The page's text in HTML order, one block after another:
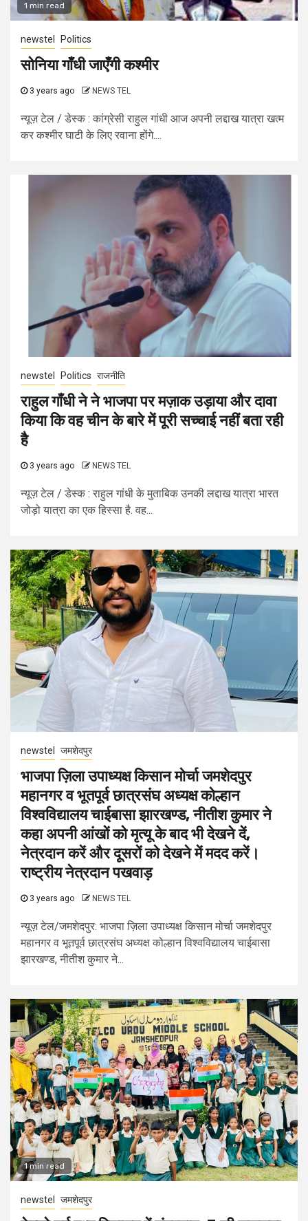
1 min read
newstel Politics
सोनिया गाँधी जाएँगी कश्मीर
3 years ago NEWS TEL
न्यूज़ टेल / डेस्क : कांग्रेसी राहुल गांधी आज अपनी लद्दाख यात्रा खत्म
कर कश्मीर घाटी के लिए रवाना होंगे....
newstel Politics राजनीति
राहुल गाँधी ने ने भाजपा पर मज़ाक उड़ाया और दावा
किया कि वह चीन के बारे में पूरी सच्चाई नहीं बता रही
है
3 years ago NEWS TEL
न्यूज़ टेल / डेस्क : राहुल गांधी के मुताबिक उनकी लद्दाख यात्रा भारत
जोड़ो यात्रा का एक हिस्सा है. वह...
newstel जमशेदपुर
भाजपा ज़िला उपाध्यक्ष किसान मोर्चा जमशेदपुर
महानगर व भूतपूर्व छात्रसंघ अध्यक्ष कोल्हान
विश्वविद्यालय चाईबासा झारखण्ड, नीतीश कुमार ने
कहा अपनी आंखों को मृत्यू के बाद भी देखने दें,
नेत्रदान करें और दूसरों को देखने में मदद करें।
राष्ट्रीय नेत्रदान पखवाड़
3 years ago NEWS TEL
न्यूज़ टेल/जमशेदपुर: भाजपा ज़िला उपाध्यक्ष किसान मोर्चा जमशेदपुर
महानगर व भूतपूर्व छात्रसंघ अध्यक्ष कोल्हान विश्वविद्यालय चाईबासा
झारखण्ड, नीतीश कुमार ने...
1 min read
newstel जमशेदपुर